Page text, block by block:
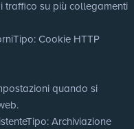
traffico su più collegamenti
Tipo: Cookie HTTP
quando si
Tipo: Archiviazione